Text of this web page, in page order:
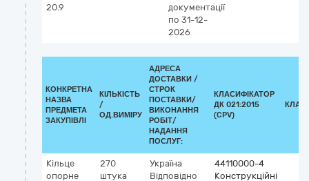
20.9
документації
по 31-12-
2026
КОНКРЕТНА
НАЗВА
ПРЕДМЕТА
ЗАКУПІВЛІ
КІЛЬКІСТЬ
/
ОД.ВИМІРУ
АДРЕСА
ДОСТАВКИ /
СТРОК
ПОСТАВКИ/
ВИКОНАННЯ
РОБІТ/
НАДАННЯ
ПОСЛУГ:
КЛАСИФІКАТОР
ДК 021:2015
(CPV)
Кільце
опорне
270
штука
Україна
Відповідно
44110000-4
Конструкційні